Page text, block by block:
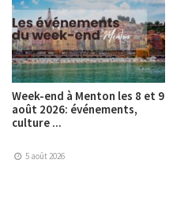
Week-end à Menton les 8 et 9
août 2026: événements,
culture ...
5 août 2026